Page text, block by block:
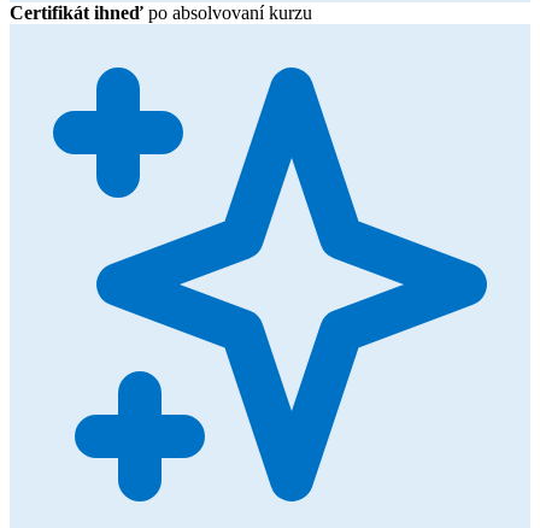
Certifikát ihneď po absolvovaní kurzu